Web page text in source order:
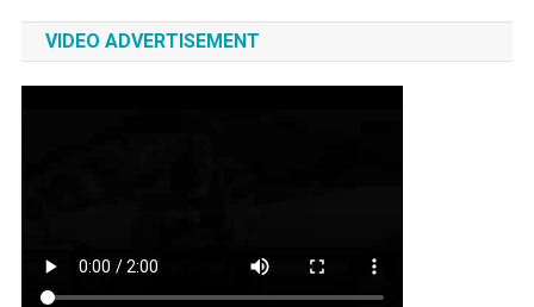
VIDEO ADVERTISEMENT